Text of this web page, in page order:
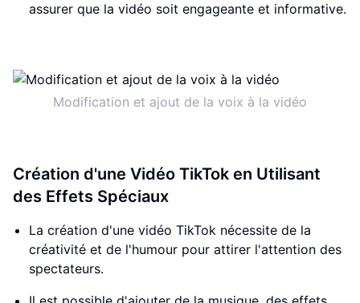
assurer que la vidéo soit engageante et informative.
Modification et ajout de la voix à la vidéo
Création d'une Vidéo TikTok en Utilisant
des Effets Spéciaux
La création d'une vidéo TikTok nécessite de la
créativité et de l'humour pour attirer l'attention des
spectateurs.